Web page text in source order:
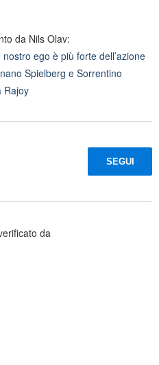
da Nils Olav:
ego è più forte dell’azione
Spielberg e Sorrentino
Rajoy
SEGUI
da